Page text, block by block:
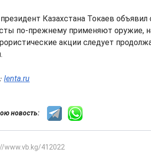
Казахстана Токаев объявил
по-прежнему применяют оружие,
акции следует
lenta.ru
новость:
www.vb.kg/412022